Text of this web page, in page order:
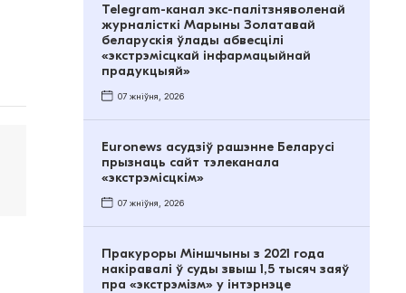
Telegram-канал экс-палітзняволенай
журналісткі Марыны Золатавай
беларускія ўлады абвесцілі
«экстрэмісцкай інфармацыйнай
прадукцыяй»
07 жніўня, 2026
Euronews асудзіў рашэнне Беларусі
прызнаць сайт тэлеканала
«экстрэмісцкім»
07 жніўня, 2026
Пракуроры Міншчыны з 2021 года
накіравалі ў суды звыш 1,5 тысяч заяў
пра «экстрэмізм» у інтэрнэце